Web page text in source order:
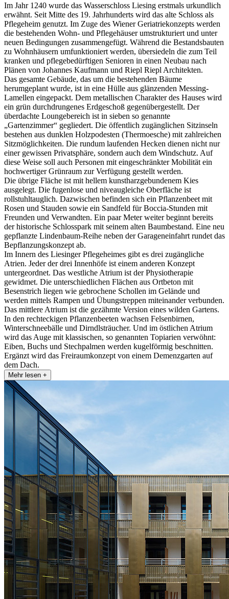
Im Jahr 1240 wurde das Wasserschloss Liesing erstmals urkundlich
erwähnt. Seit Mitte des 19. Jahrhunderts wird das alte Schloss als
Pflegeheim genutzt. Im Zuge des Wiener Geriatriekonzepts werden
die bestehenden Wohn- und Pflegehäuser umstrukturiert und unter
neuen Bedingungen zusammengefügt. Während die Bestandsbauten
zu Wohnhäusern umfunktioniert werden, übersiedeln die zum Teil
kranken und pflegebedürftigen Senioren in einen Neubau nach
Plänen von Johannes Kaufmann und Riepl Riepl Architekten.
Das gesamte Gebäude, das um die bestehenden Bäume
herumgeplant wurde, ist in eine Hülle aus glänzenden Messing-
Lamellen eingepackt. Dem metallischen Charakter des Hauses wird
ein grün durchdrungenes Erdgeschoß gegenübergestellt. Der
überdachte Loungebereich ist in sieben so genannte
„Gartenzimmer“ gegliedert. Die öffentlich zugänglichen Sitzinseln
bestehen aus dunklen Holzpodesten (Thermoesche) mit zahlreichen
Sitzmöglichkeiten. Die rundum laufenden Hecken dienen nicht nur
einer gewissen Privatsphäre, sondern auch dem Windschutz. Auf
diese Weise soll auch Personen mit eingeschränkter Mobilität ein
hochwertiger Grünraum zur Verfügung gestellt werden.
Die übrige Fläche ist mit hellem kunstharzgebundenem Kies
ausgelegt. Die fugenlose und niveaugleiche Oberfläche ist
rollstuhltauglich. Dazwischen befinden sich ein Pflanzenbeet mit
Rosen und Stauden sowie ein Sandfeld für Boccia-Stunden mit
Freunden und Verwandten. Ein paar Meter weiter beginnt bereits
der historische Schlosspark mit seinem alten Baumbestand. Eine neu
gepflanzte Lindenbaum-Reihe neben der Garageneinfahrt rundet das
Bepflanzungskonzept ab.
Im Innern des Liesinger Pflegeheimes gibt es drei zugängliche
Atrien. Jeder der drei Innenhöfe ist einem anderen Konzept
untergeordnet. Das westliche Atrium ist der Physiotherapie
gewidmet. Die unterschiedlichen Flächen aus Ortbeton mit
Besenstrich liegen wie gebrochene Schollen im Gelände und
werden mittels Rampen und Übungstreppen miteinander verbunden.
Das mittlere Atrium ist die gezähmte Version eines wilden Gartens.
In den rechteckigen Pflanzenbeeten wachsen Felsenbirnen,
Winterschneebälle und Dirndlsträucher. Und im östlichen Atrium
wird das Auge mit klassischen, so genannten Topiarien verwöhnt:
Eiben, Buchs und Stechpalmen werden kugelförmig beschnitten.
Ergänzt wird das Freiraumkonzept von einem Demenzgarten auf
dem Dach.
Mehr lesen +